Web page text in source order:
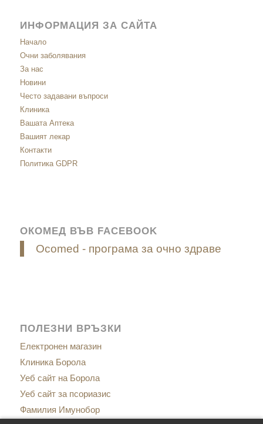
ИНФОРМАЦИЯ ЗА САЙТА
Начало
Очни заболявания
За нас
Новини
Често задавани въпроси
Клиника
Вашата Аптека
Вашият лекар
Контакти
Политика GDPR
ОКОМЕД ВЪВ FACEBOOK
Ocomed - програма за очно здраве
ПОЛЕЗНИ ВРЪЗКИ
Електронен магазин
Клиника Борола
Уеб сайт на Борола
Уеб сайт за псориазис
Фамилия Имунобор